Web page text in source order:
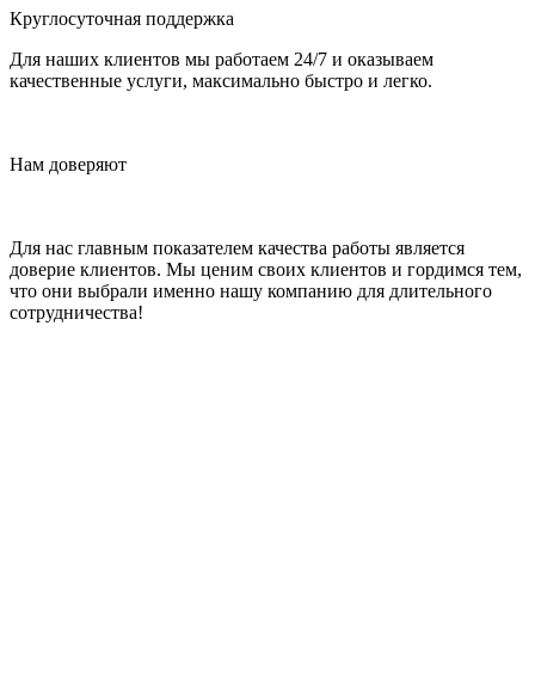
Круглосуточная поддержка
Для наших клиентов мы работаем 24/7 и оказываем
качественные услуги, максимально быстро и легко.
Нам доверяют
Для нас главным показателем качества работы является
доверие клиентов. Мы ценим своих клиентов и гордимся тем,
что они выбрали именно нашу компанию для длительного
сотрудничества!